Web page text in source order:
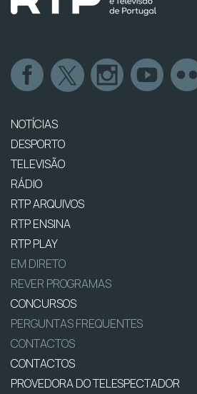
NOTÍCIAS
DESPORTO
TELEVISÃO
RÁDIO
RTP ARQUIVOS
RTP ENSINA
RTP PLAY
EM DIRETO
REVER PROGRAMAS
CONCURSOS
PERGUNTAS FREQUENTES
CONTACTOS
CONTACTOS
PROVEDORA DO TELESPECTADOR